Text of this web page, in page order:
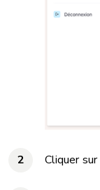
Cliquer sur